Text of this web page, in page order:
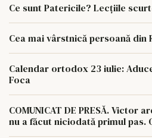
Ce sunt Patericile? Lecțiile
Cea mai vârstnică persoană din
Calendar ortodox 23 iulie:
Foca
COMUNICAT DE PRESĂ. Victor
nu a făcut niciodată primul pas.